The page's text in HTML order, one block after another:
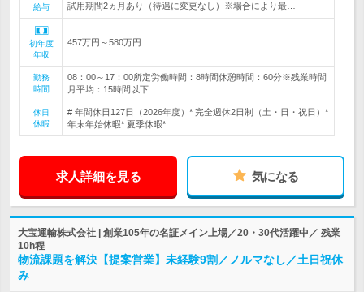
給与
試用期間2ヵ月あり（待遇に変更なし）※場合により最…
初年度
年収
457万円～580万円
勤務
時間
08：00～17：00所定労働時間：8時間休憩時間：60分※残業時間
月平均：15時間以下
休日
休暇
# 年間休日127日（2026年度）* 完全週休2日制（土・日・祝日）*
年末年始休暇* 夏季休暇*…
求人詳細を見る 気になる
大宝運輸株式会社 | 創業105年の名証メイン上場／20・30代活躍中／ 残業
10h程
物流課題を解決【提案営業】未経験9割／ノルマなし／土日祝休
み